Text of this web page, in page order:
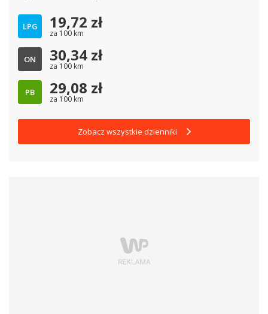
LPG 19,72 zł
za 100 km
ON 30,34 zł
za 100 km
PB 29,08 zł
za 100 km
Zobacz wszystkie dzienniki